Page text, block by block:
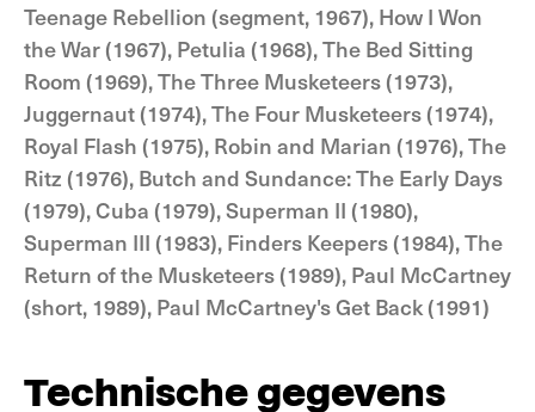
Teenage Rebellion (segment, 1967), How I Won
the War (1967), Petulia (1968), The Bed Sitting
Room (1969), The Three Musketeers (1973),
Juggernaut (1974), The Four Musketeers (1974),
Royal Flash (1975), Robin and Marian (1976), The
Ritz (1976), Butch and Sundance: The Early Days
(1979), Cuba (1979), Superman II (1980),
Superman III (1983), Finders Keepers (1984), The
Return of the Musketeers (1989), Paul McCartney
(short, 1989), Paul McCartney's Get Back (1991)
Technische gegevens